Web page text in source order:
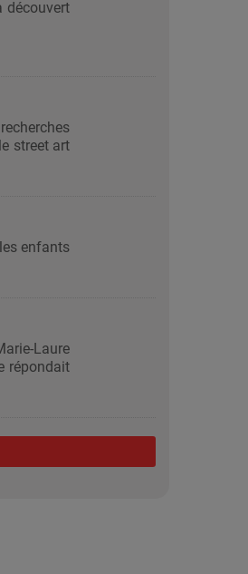
découvert
street art
enfants
Laure
répondait